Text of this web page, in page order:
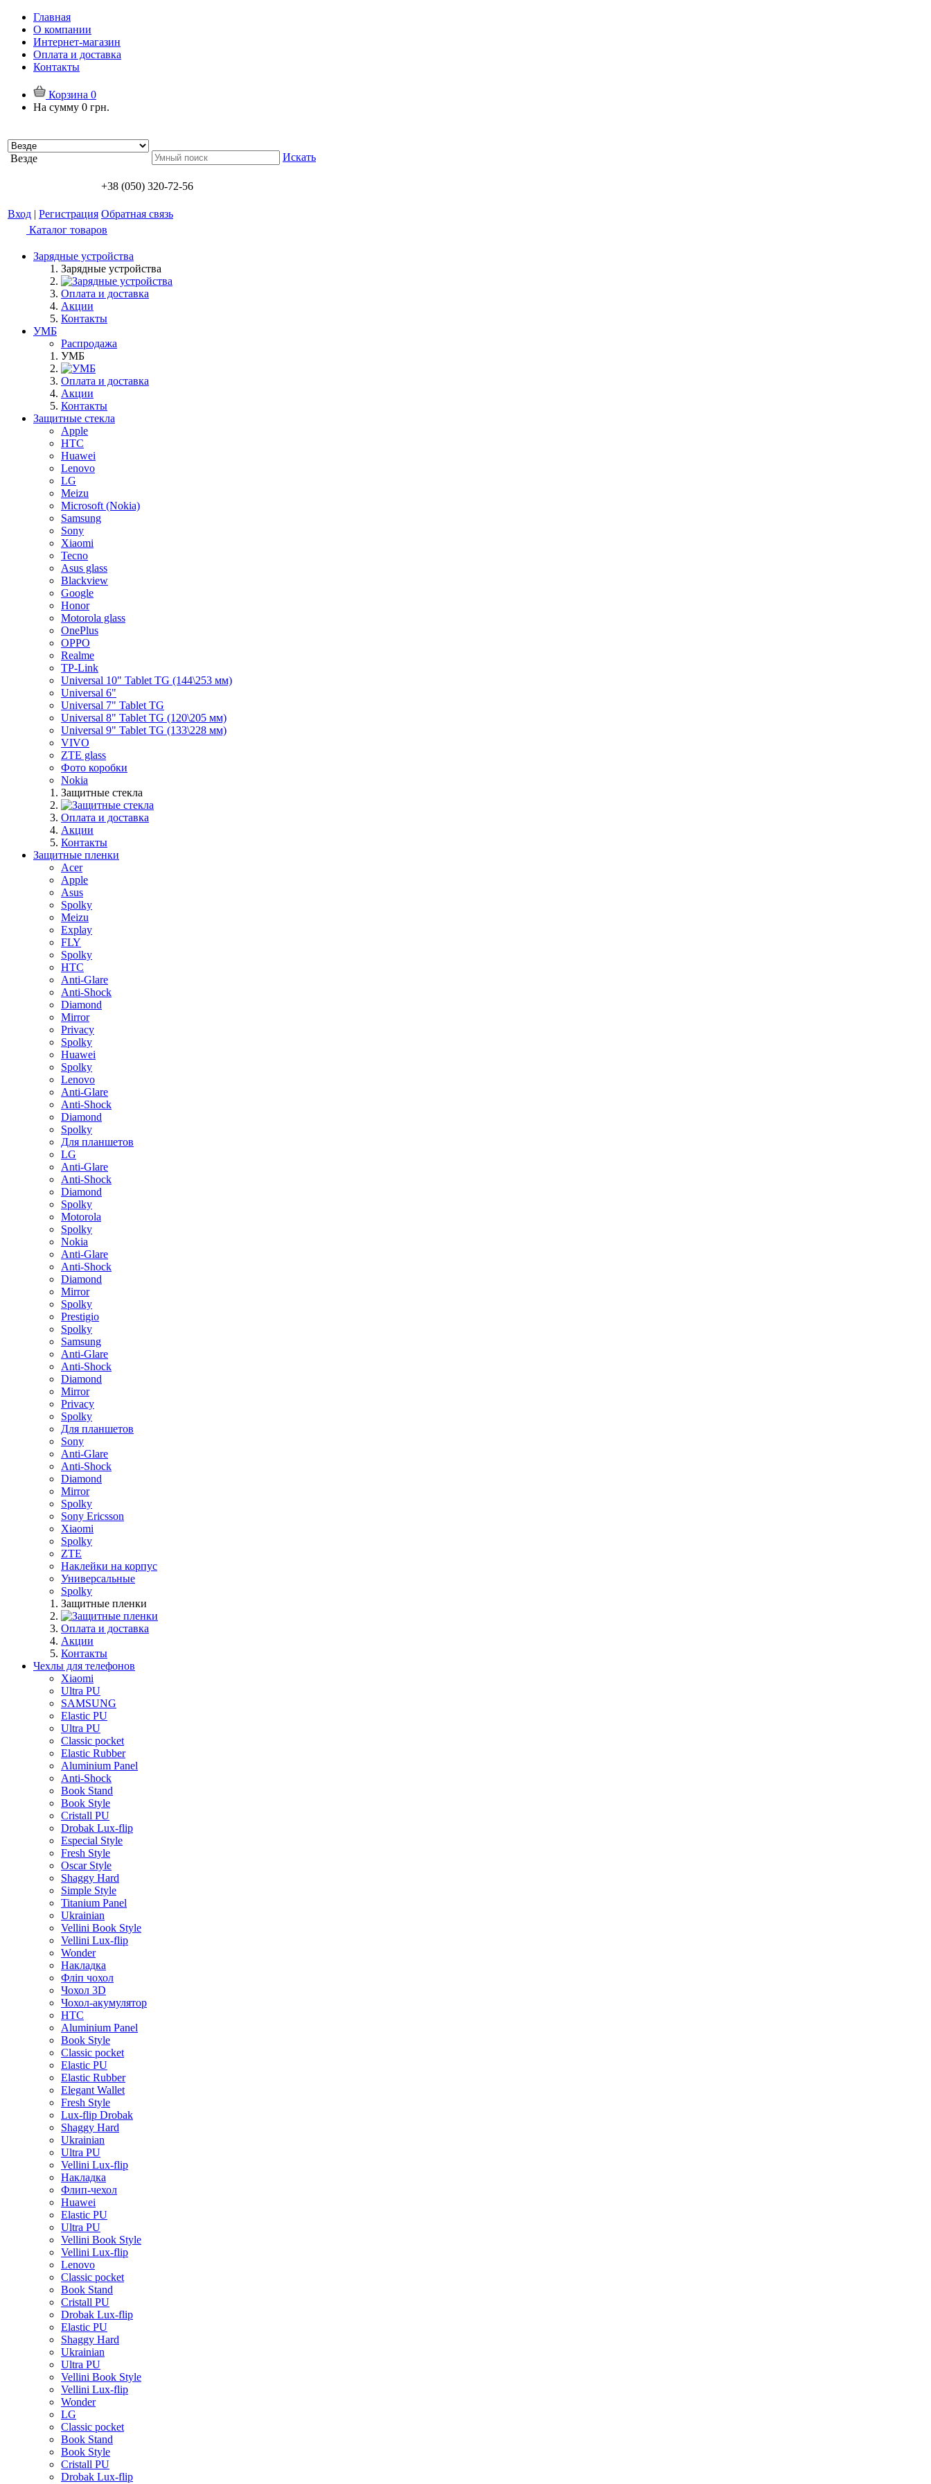
Главная
О компании
Интернет-магазин
Оплата и доставка
Контакты
Корзина 0
На сумму 0 грн.
Везде Искать
+38 (050) 320-72-56
Вход | Регистрация Обратная связь
Каталог товаров
Зарядные устройства
Зарядные устройства
Оплата и доставка
Акции
Контакты
УМБ
Распродажа
УМБ
Оплата и доставка
Акции
Контакты
Защитные стекла
Apple
HTC
Huawei
Lenovo
LG
Meizu
Microsoft (Nokia)
Samsung
Sony
Xiaomi
Tecno
Asus glass
Blackview
Google
Honor
Motorola glass
OnePlus
OPPO
Realme
TP-Link
Universal 10" Tablet TG (144\253 мм)
Universal 6"
Universal 7" Tablet TG
Universal 8" Tablet TG (120\205 мм)
Universal 9" Tablet TG (133\228 мм)
VIVO
ZTE glass
Фото коробки
Nokia
Защитные стекла
Оплата и доставка
Акции
Контакты
Защитные пленки
Acer
Apple
Asus
Spolky
Meizu
Explay
FLY
Spolky
HTC
Anti-Glare
Anti-Shock
Diamond
Mirror
Privacy
Spolky
Huawei
Spolky
Lenovo
Anti-Glare
Anti-Shock
Diamond
Spolky
Для планшетов
LG
Anti-Glare
Anti-Shock
Diamond
Spolky
Motorola
Spolky
Nokia
Anti-Glare
Anti-Shock
Diamond
Mirror
Spolky
Prestigio
Spolky
Samsung
Anti-Glare
Anti-Shock
Diamond
Mirror
Privacy
Spolky
Для планшетов
Sony
Anti-Glare
Anti-Shock
Diamond
Mirror
Spolky
Sony Ericsson
Xiaomi
Spolky
ZTE
Наклейки на корпус
Универсальные
Spolky
Защитные пленки
Оплата и доставка
Акции
Контакты
Чехлы для телефонов
Xiaomi
Ultra PU
SAMSUNG
Elastic PU
Ultra PU
Classic pocket
Elastic Rubber
Aluminium Panel
Anti-Shock
Book Stand
Book Style
Cristall PU
Drobak Lux-flip
Especial Style
Fresh Style
Oscar Style
Shaggy Hard
Simple Style
Titanium Panel
Ukrainian
Vellini Book Style
Vellini Lux-flip
Wonder
Накладка
Фліп чохол
Чохол 3D
Чохол-акумулятор
HTC
Aluminium Panel
Book Style
Classic pocket
Elastic PU
Elastic Rubber
Elegant Wallet
Fresh Style
Lux-flip Drobak
Shaggy Hard
Ukrainian
Ultra PU
Vellini Lux-flip
Накладка
Флип-чехол
Huawei
Elastic PU
Ultra PU
Vellini Book Style
Vellini Lux-flip
Lenovo
Classic pocket
Book Stand
Cristall PU
Drobak Lux-flip
Elastic PU
Shaggy Hard
Ukrainian
Ultra PU
Vellini Book Style
Vellini Lux-flip
Wonder
LG
Classic pocket
Book Stand
Book Style
Cristall PU
Drobak Lux-flip